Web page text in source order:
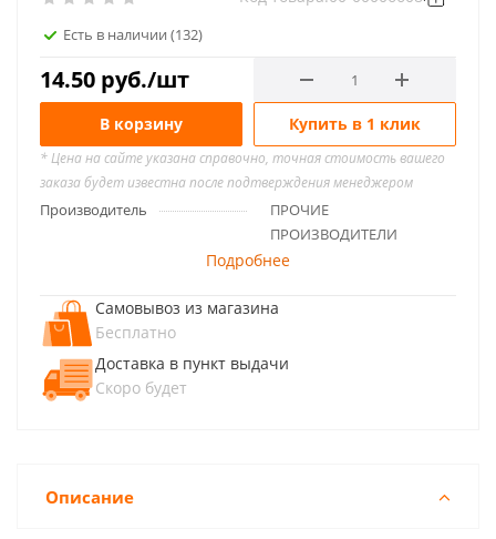
Есть в наличии (132)
14.50 руб./шт
В корзину Купить в 1 клик
* Цена на сайте указана справочно, точная стоимость вашего
заказа будет известна после подтверждения менеджером
Производитель
ПРОЧИЕ
ПРОИЗВОДИТЕЛИ
Подробнее
Самовывоз из магазина
Бесплатно
Доставка в пункт выдачи
Скоро будет
Описание